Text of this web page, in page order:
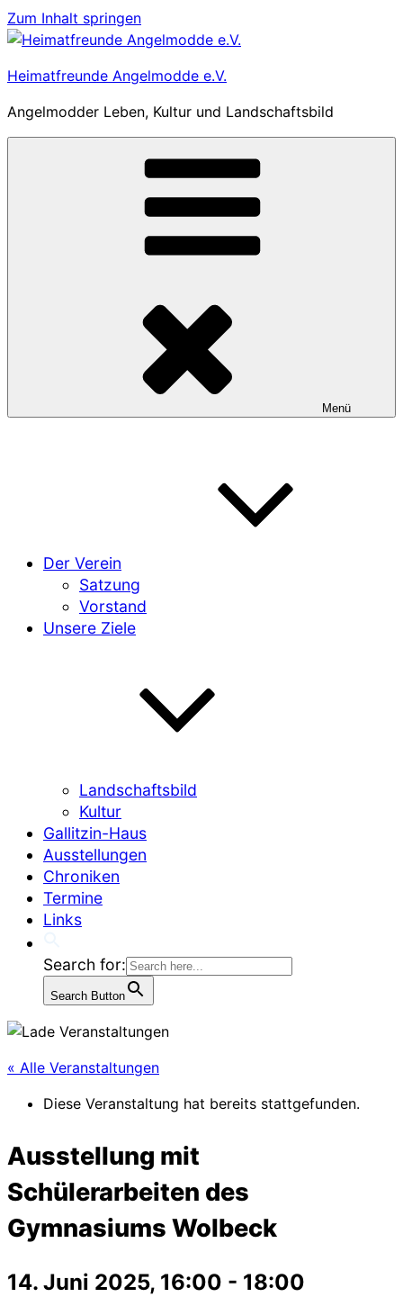
Zum Inhalt springen
Heimatfreunde Angelmodde e.V.
Angelmodder Leben, Kultur und Landschaftsbild
Menü
Der Verein
Satzung
Vorstand
Unsere Ziele
Landschaftsbild
Kultur
Gallitzin-Haus
Ausstellungen
Chroniken
Termine
Links
Search for:
Search Button
« Alle Veranstaltungen
Diese Veranstaltung hat bereits stattgefunden.
Ausstellung mit
Schülerarbeiten des
Gymnasiums Wolbeck
14. Juni 2025, 16:00 - 18:00